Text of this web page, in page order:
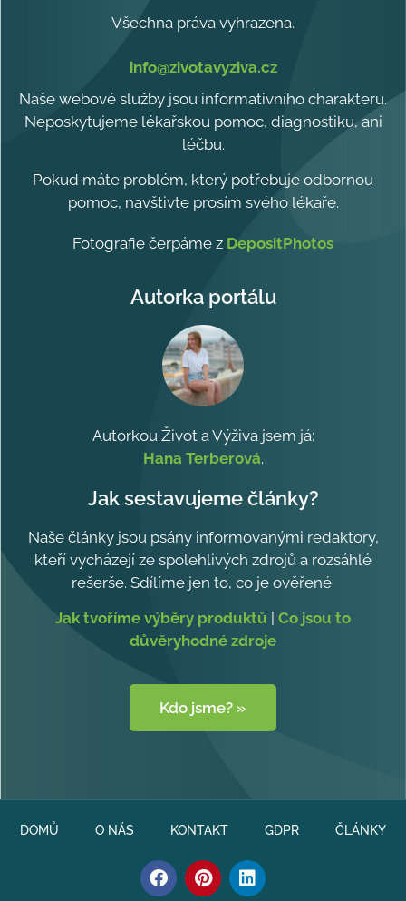
Všechna práva vyhrazena.
info@zivotavyziva.cz
Naše webové služby jsou informativního charakteru.
Neposkytujeme lékařskou pomoc, diagnostiku, ani
léčbu.
Pokud máte problém, který potřebuje odbornou
pomoc, navštivte prosím svého lékaře.
Fotografie čerpáme z DepositPhotos
Autorka portálu
Autorkou Život a Výživa jsem já:
Hana Terberová.
Jak sestavujeme články?
Naše články jsou psány informovanými redaktory,
kteří vycházejí ze spolehlivých zdrojů a rozsáhlé
rešerše. Sdílíme jen to, co je ověřené.
Jak tvoříme výběry produktů
Co jsou to
důvěryhodné zdroje
Kdo jsme? »
DOMŮ O NÁS KONTAKT GDPR ČLÁNKY